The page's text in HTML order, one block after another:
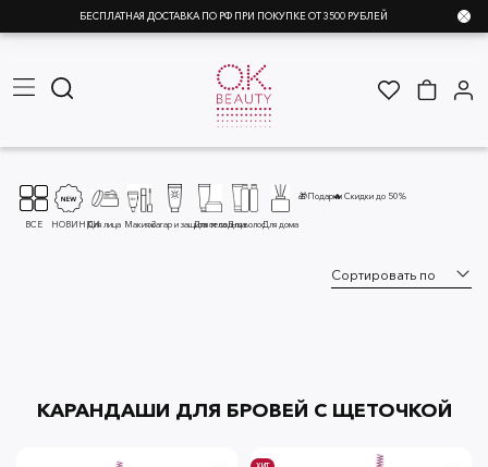
БЕСПЛАТНАЯ ДОСТАВКА ПО РФ ПРИ ПОКУПКЕ ОТ 3500 РУБЛЕЙ
ВСЕ НОВИНКИДля лица МакияжЗагар и защита от солнца
Для телаДля волосДля дома
🎁Подарки🔥 Скидки до 50%
КАРАНДАШИ ДЛЯ БРОВЕЙ С ЩЕТОЧКОЙ